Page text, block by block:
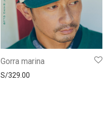
Gorra marina
S/329.00